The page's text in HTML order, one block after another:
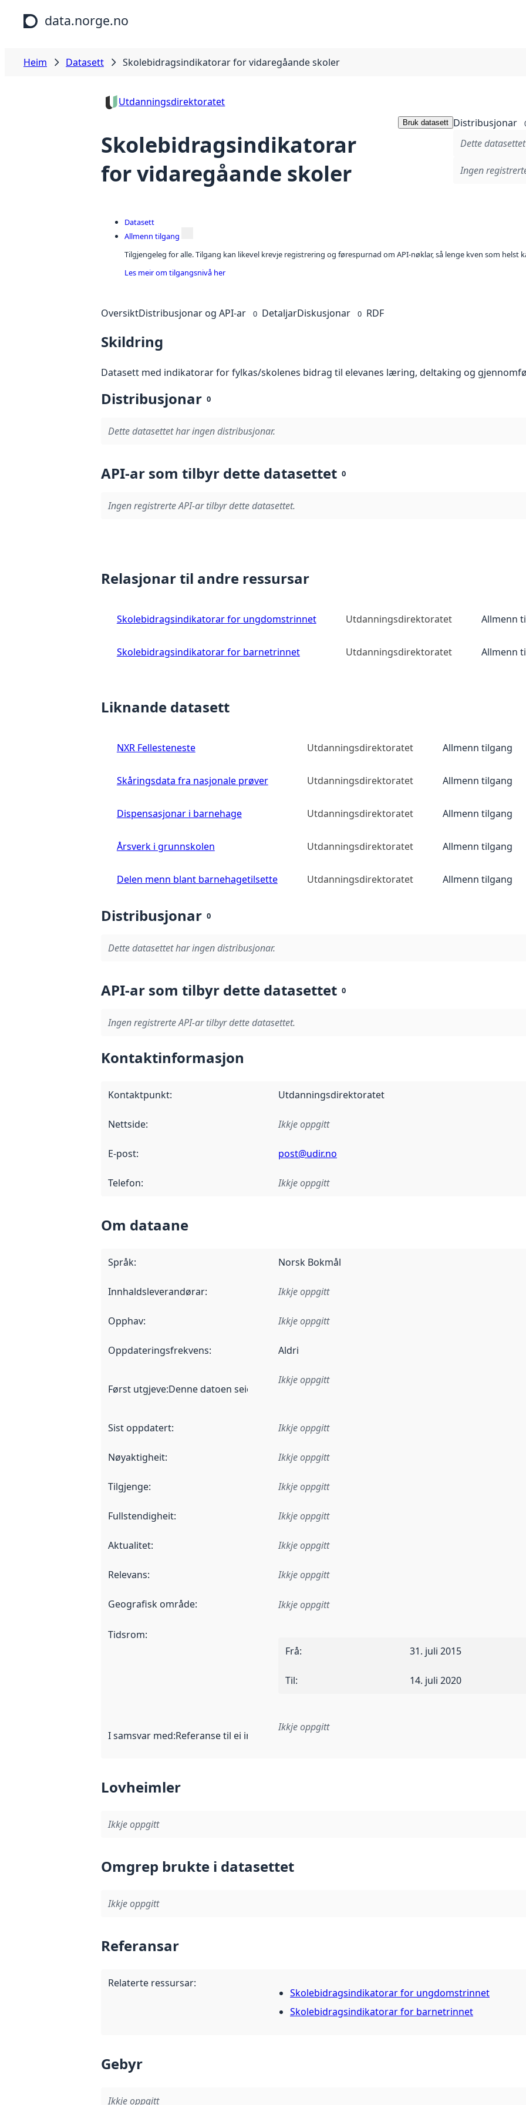
Hopp til hovudinnhald
data.norge.no
Heim Datasett Skolebidragsindikatorar for vidaregåande skoler
Utdanningsdirektoratet
Skolebidragsindikatorar
for vidaregåande skoler
Bruk datasett Distribusjonar
Dette
Ingen
Datasett
Allmenn tilgang
Tilgjengeleg for alle. Tilgang kan likevel krevje registrering og førespurnad om API-nøklar, så lenge kven som helst
Les meir om tilgangsnivå her
OversiktDistribusjonar og API-ar 0 DetaljarDiskusjonar 0 RDF
Skildring
Datasett med indikatorar for fylkas/skolenes bidrag til elevanes læring, deltaking og
Distribusjonar 0
Dette datasettet har ingen distribusjonar.
API-ar som tilbyr dette datasettet 0
Ingen registrerte API-ar tilbyr dette datasettet.
Relasjonar til andre ressursar
Skolebidragsindikatorar for ungdomstrinnet Utdanningsdirektoratet Allmenn
Skolebidragsindikatorar for barnetrinnet Utdanningsdirektoratet Allmenn
Liknande datasett
NXR Fellesteneste Utdanningsdirektoratet Allmenn tilgang
Skåringsdata fra nasjonale prøver Utdanningsdirektoratet Allmenn tilgang
Dispensasjonar i barnehage Utdanningsdirektoratet Allmenn tilgang
Årsverk i grunnskolen Utdanningsdirektoratet Allmenn tilgang
Delen menn blant barnehagetilsette Utdanningsdirektoratet Allmenn tilgang
Distribusjonar 0
Dette datasettet har ingen distribusjonar.
API-ar som tilbyr dette datasettet 0
Ingen registrerte API-ar tilbyr dette datasettet.
Kontaktinformasjon
Kontaktpunkt: Utdanningsdirektoratet
Nettside: Ikkje oppgitt
E-post: post@udir.no
Telefon: Ikkje oppgitt
Om dataane
Språk: Norsk Bokmål
Innhaldsleverandørar: Ikkje oppgitt
Opphav: Ikkje oppgitt
Oppdateringsfrekvens: Aldri
Først utgjeve:Denne datoen seier når dataa i dette datasettet først blei utgitt. Det kan ha
Ikkje oppgitt
Sist oppdatert: Ikkje oppgitt
Nøyaktigheit: Ikkje oppgitt
Tilgjenge: Ikkje oppgitt
Fullstendigheit: Ikkje oppgitt
Aktualitet: Ikkje oppgitt
Relevans: Ikkje oppgitt
Geografisk område: Ikkje oppgitt
Tidsrom:
Frå: 31. juli 2015
Til: 14. juli 2020
I samsvar med:Referanse til ei implementeringsregel eller anna spesifikasjon som ligg til
Ikkje oppgitt
Lovheimler
Ikkje oppgitt
Omgrep brukte i datasettet
Ikkje oppgitt
Referansar
Relaterte ressursar:
Skolebidragsindikatorar for ungdomstrinnet
Skolebidragsindikatorar for barnetrinnet
Gebyr
Ikkje oppgitt